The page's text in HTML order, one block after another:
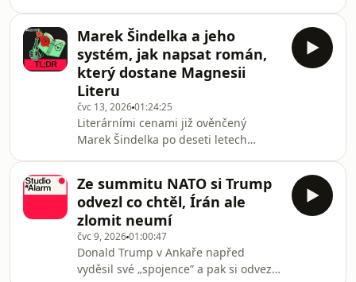
jinou válečnou zkušenost s nacisty,
než západní země. Nacisté proti nim
vedli to
nebo lídr ODS na Praze 1 Filip Dvořák,
který odmítá odstoupit z kandidátky a
nechce vysvětlit, kde jeho otec získal
majetek přibližně v hodnotě čtvrt
miliardy korun. To jsou některá
témata, která probíráme v podcastu
Studio Alarm. Pořad moderuje Jan
Bělíček a jeho hosty jsou redaktorka
den
Marek Šindelka a jeho
systém, jak napsat román,
který dostane Magnesii
Literu
čvc 13, 202601:24:25
Literárními cenami již ověnčený
Marek Šindelka po deseti letech
by některé z významných literárních
cen unikl. Podpořte vznik dalších
epizod na komunita.denikalarm.cz
Ze summitu NATO si Trump
odvezl co chtěl, Írán ale
zlomit neumí
čvc 9, 202601:00:47
Donald Trump v Ankaře napřed
vyděsil své „spojence” a pak si odvezl,